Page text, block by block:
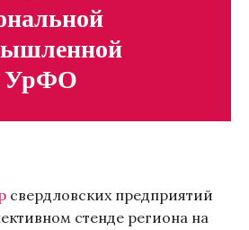
УрФО
свердловских предприятий
стенде региона на